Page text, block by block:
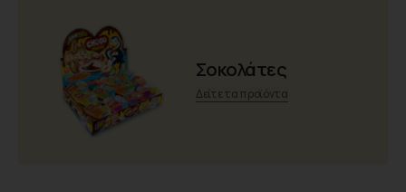
Σοκολάτες
Δείτε τα προϊόντα